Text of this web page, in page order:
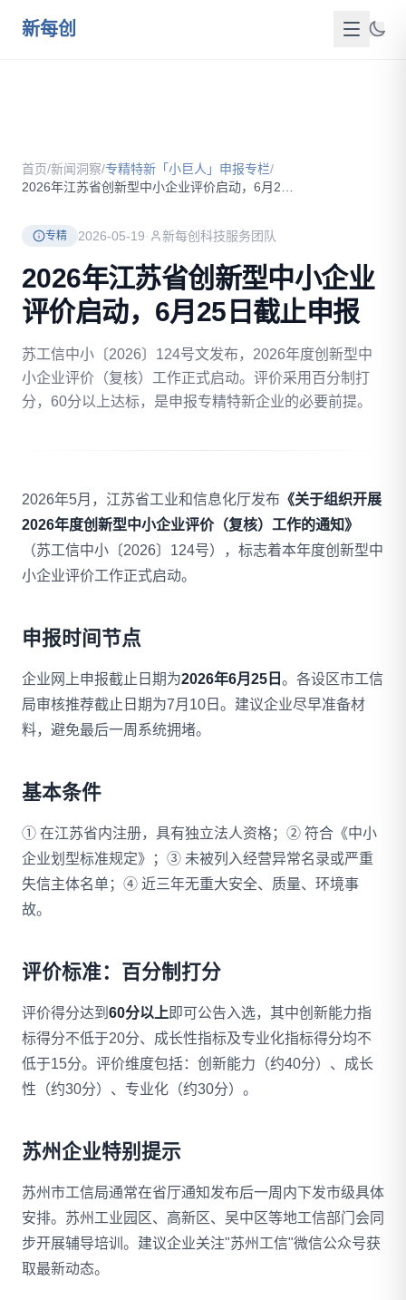
新每创
服务介绍
成功案例
新闻洞察
政策资源
FAQ
联系我们
拨打 18020275753
免费自评
首页/新闻洞察/专精特新「小巨人」申报专栏/
专精 2026-05-19· 新每创科技服务团队
2026年江苏省创新型中小企业
评价启动，6月25日截止申报
苏工信中小〔2026〕124号文发布，2026年度创新型中
小企业评价（复核）工作正式启动。评价采用百分制打
分，60分以上达标，是申报专精特新企业的必要前提。
2026年5月，江苏省工业和信息化厅发布 《关于组织开展
2026年度创新型中小企业评价（复核）工作的通知》
（苏工信中小〔2026〕124号），标志着本年度创新型中
小企业评价工作正式启动。
申报时间节点
企业网上申报截止日期为2026年6月25日 。各设区市工信
局审核推荐截止日期为7月10日。建议企业尽早准备材
料，避免最后一周系统拥堵。
基本条件
① 在江苏省内注册，具有独立法人资格；② 符合《中小
企业划型标准规定》；③ 未被列入经营异常名录或严重
失信主体名单；④ 近三年无重大安全、质量、环境事
故。
评价标准：百分制打分
评价得分达到 60分以上 即可公告入选，其中创新能力指
标得分不低于20分、成长性指标及专业化指标得分均不
低于15分。评价维度包括：创新能力（约40分）、成长
性（约30分）、专业化（约30分）。
苏州企业特别提示
苏州市工信局通常在省厅通知发布后一周内下发市级具体
安排。苏州工业园区、高新区、吴中区等地工信部门会同
步开展辅导培训。建议企业关注"苏州工信"微信公众号获
取最新动态。